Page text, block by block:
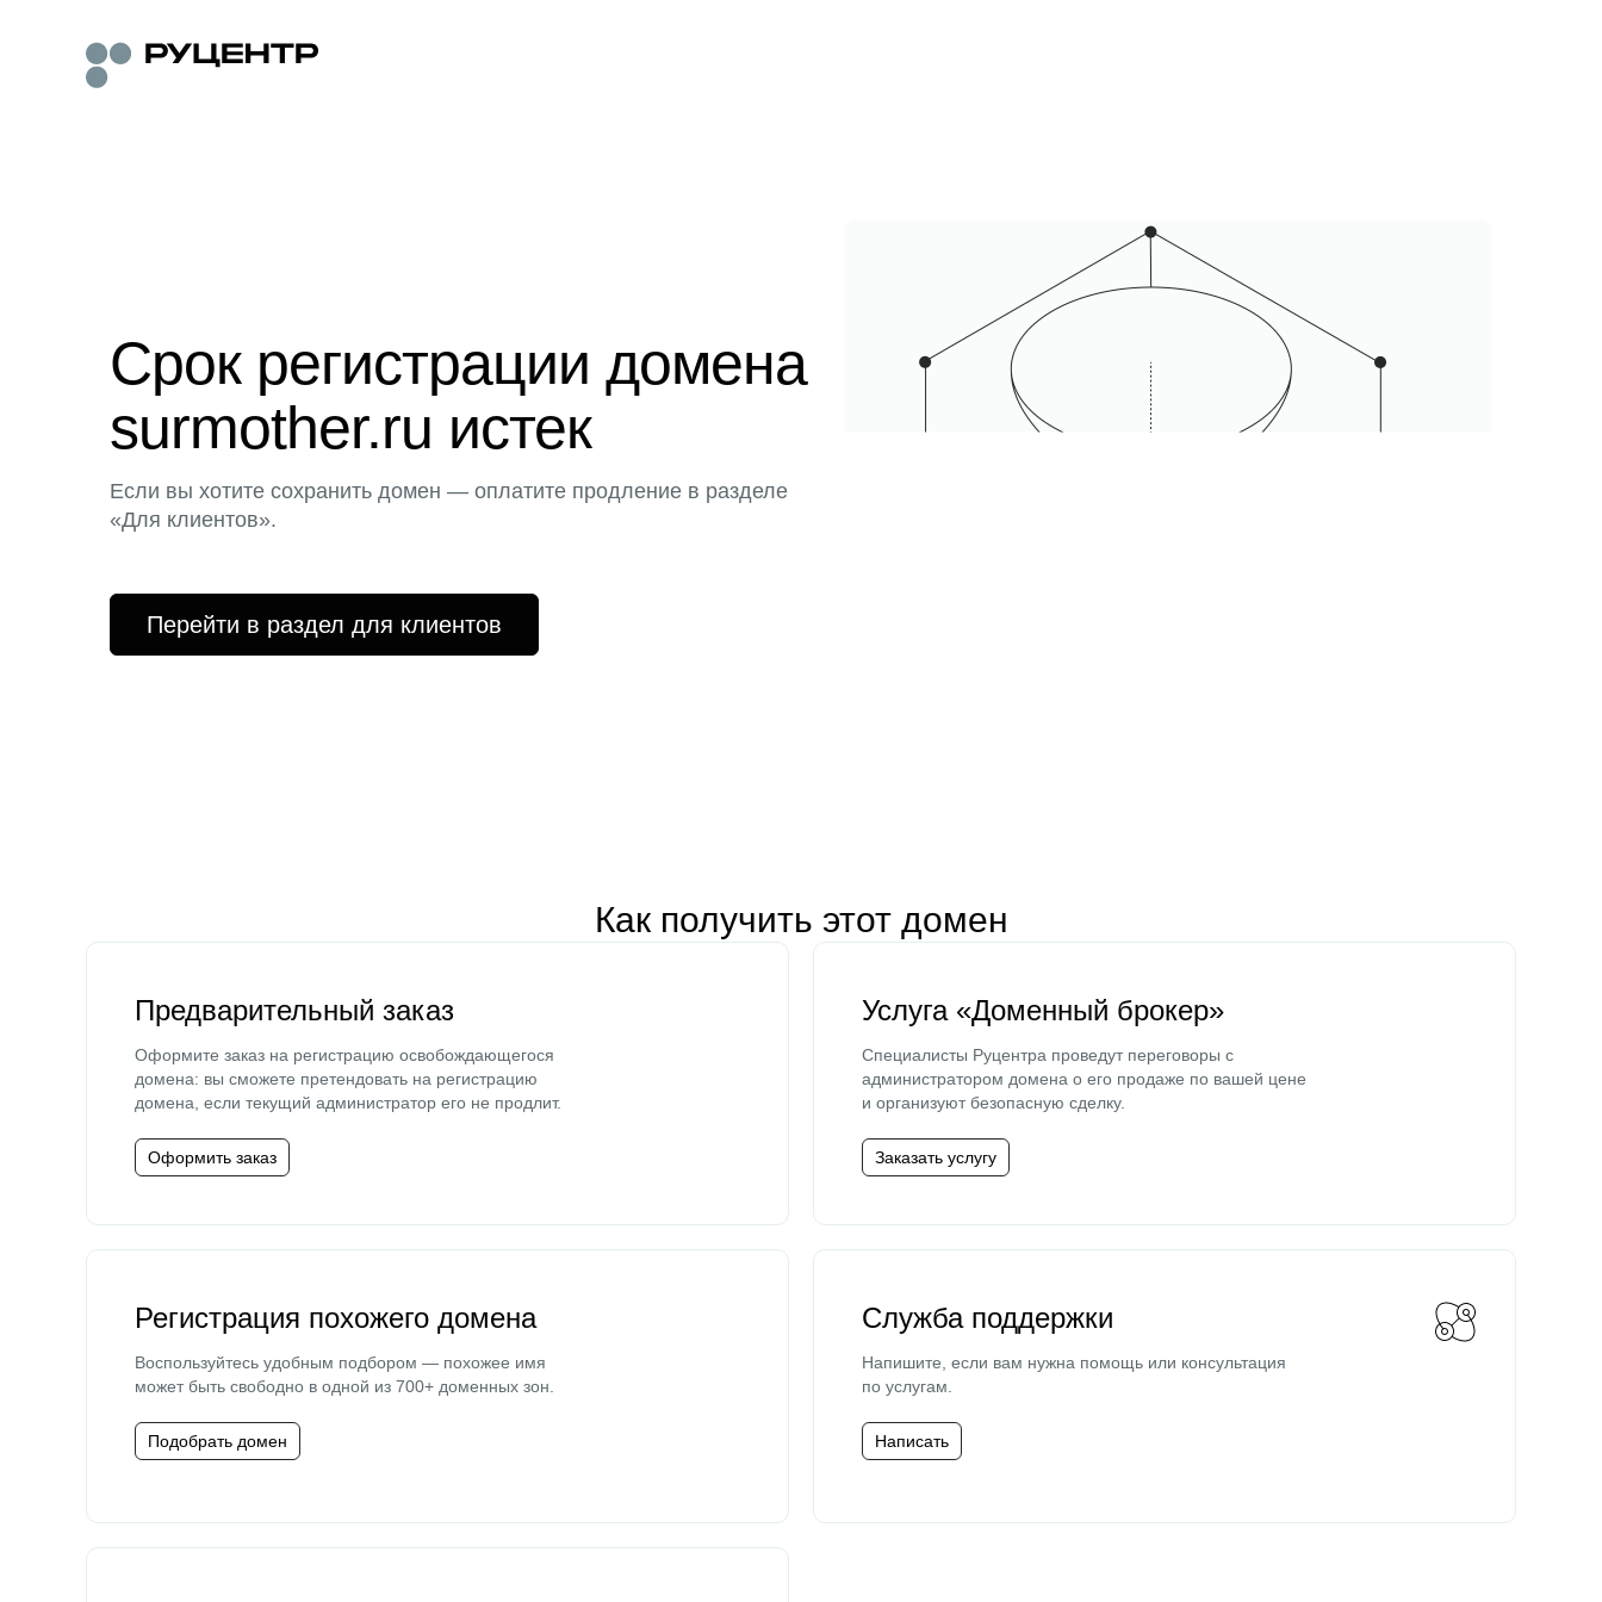
Срок регистрации домена
surmother.ru истек
Если вы хотите сохранить домен — оплатите продление в разделе
«Для клиентов».
Перейти в раздел для клиентов
Как получить этот домен
Предварительный заказ
Оформите заказ на регистрацию освобождающегося
домена: вы сможете претендовать на регистрацию
домена, если текущий администратор его не продлит.
Оформить заказ
Услуга «Доменный брокер»
Специалисты Руцентра проведут переговоры с
администратором домена о его продаже по вашей цене
и организуют безопасную сделку.
Заказать услугу
Регистрация похожего домена
Воспользуйтесь удобным подбором — похожее имя
может быть свободно в одной из 700+ доменных зон.
Подобрать домен
Служба поддержки
Напишите, если вам нужна помощь или консультация
по услугам.
Написать